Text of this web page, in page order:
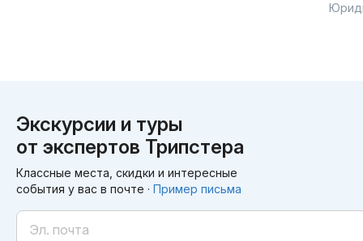
Экскурсии и туры
от экспертов Трипстера
Классные места, скидки и интересные
события у вас в почте · Пример письма